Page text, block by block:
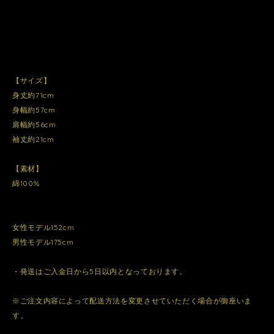
【サイズ】
身丈約71cm
身幅約57cm
肩幅約56cm
袖丈約21cm
【素材】
綿100%
女性モデル152cm
男性モデル175cm
・発送はご入金日から5日以内となっております。
※ご注文内容によって配送方法を変更させていただく場合が御座いま
す。